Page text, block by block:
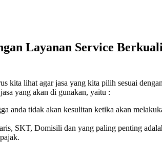
Layanan Service
kita lihat agar jasa yang kita pilih sesuai
yang akan di gunakan, yaitu :
anda tidak akan kesulitan ketika akan
SKT, Domisili dan yang paling penting